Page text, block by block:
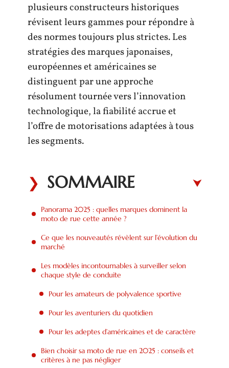
plusieurs constructeurs historiques
révisent leurs gammes pour répondre à
des normes toujours plus strictes. Les
stratégies des marques japonaises,
européennes et américaines se
distinguent par une approche
résolument tournée vers l’innovation
technologique, la fiabilité accrue et
l’offre de motorisations adaptées à tous
les segments.
SOMMAIRE
Panorama 2025 : quelles marques dominent la
moto de rue cette année ?
Ce que les nouveautés révèlent sur l’évolution du
marché
Les modèles incontournables à surveiller selon
chaque style de conduite
Pour les amateurs de polyvalence sportive
Pour les aventuriers du quotidien
Pour les adeptes d’américaines et de caractère
Bien choisir sa moto de rue en 2025 : conseils et
critères à ne pas négliger